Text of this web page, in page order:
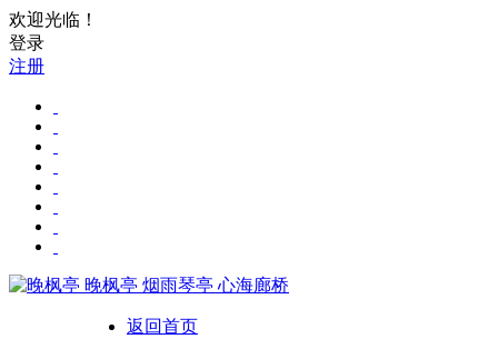
欢迎光临！
登录
注册
晚枫亭 烟雨琴亭 心海廊桥
返回首页